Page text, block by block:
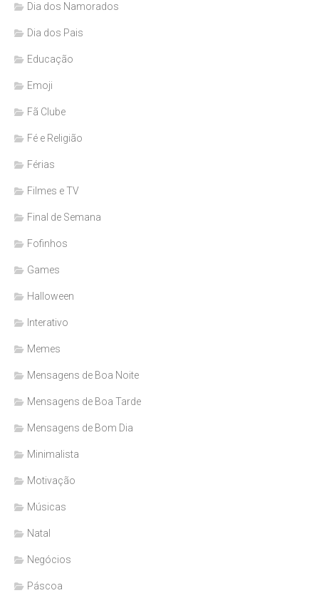
Dia dos Namorados
Dia dos Pais
Educação
Emoji
Fã Clube
Fé e Religião
Férias
Filmes e TV
Final de Semana
Fofinhos
Games
Halloween
Interativo
Memes
Mensagens de Boa Noite
Mensagens de Boa Tarde
Mensagens de Bom Dia
Minimalista
Motivação
Músicas
Natal
Negócios
Páscoa